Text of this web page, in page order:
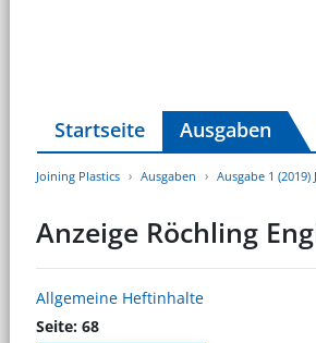
Startseite Ausgaben
Joining Plastics Ausgaben Ausgabe 1 (2019)
Anzeige Röchling
Allgemeine Heftinhalte
Seite: 68